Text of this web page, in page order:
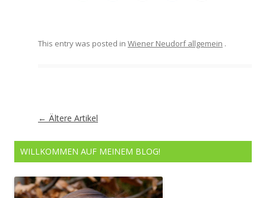
This entry was posted in Wiener Neudorf allgemein .
Artikel-
← Ältere Artikel
WILLKOMMEN AUF MEINEM BLOG!